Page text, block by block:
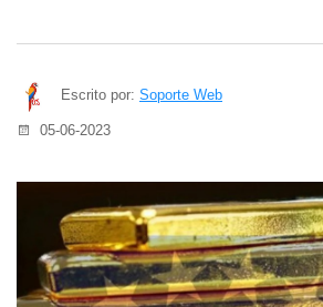
Escrito por: Soporte Web
05-06-2023